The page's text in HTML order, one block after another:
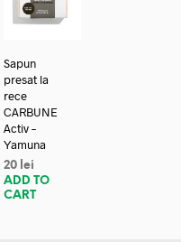
Sapun
presat la
rece
CARBUNE
Activ –
Yamuna
20 lei
ADD TO
CART